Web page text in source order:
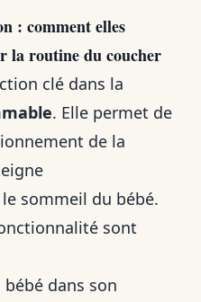
: comment elles
la routine du coucher
clé dans la
. Elle permet de
de la
sommeil du bébé.
sont
dans son